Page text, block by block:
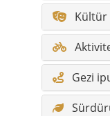
Kültür
Gezi